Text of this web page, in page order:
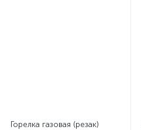
Горелка газовая (резак)